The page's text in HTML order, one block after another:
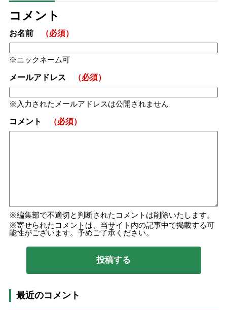
コメント
お名前 （必須）
ニックネーム可
メールアドレス （必須）
入力されたメールアドレスは公開されません
コメント （必須）
編集部で不適切と判断されたコメントは削除いたします。
寄せられたコメントは、当サイト内の記事中で掲載する可
能性がございます。予めご了承ください。
最近のコメント